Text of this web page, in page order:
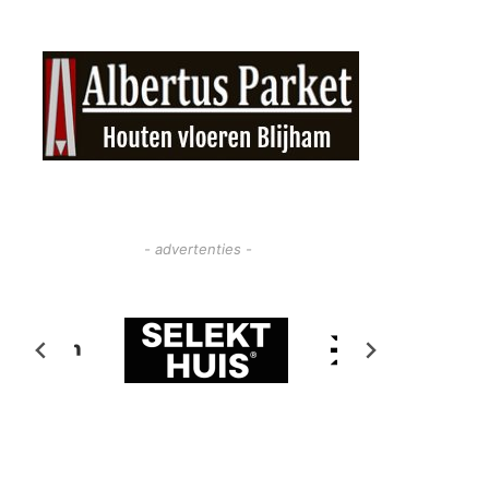
- advertenties -